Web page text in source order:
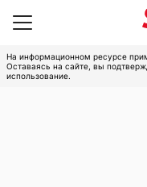
На информационном ресурсе
Оставаясь на сайте, вы
использование.